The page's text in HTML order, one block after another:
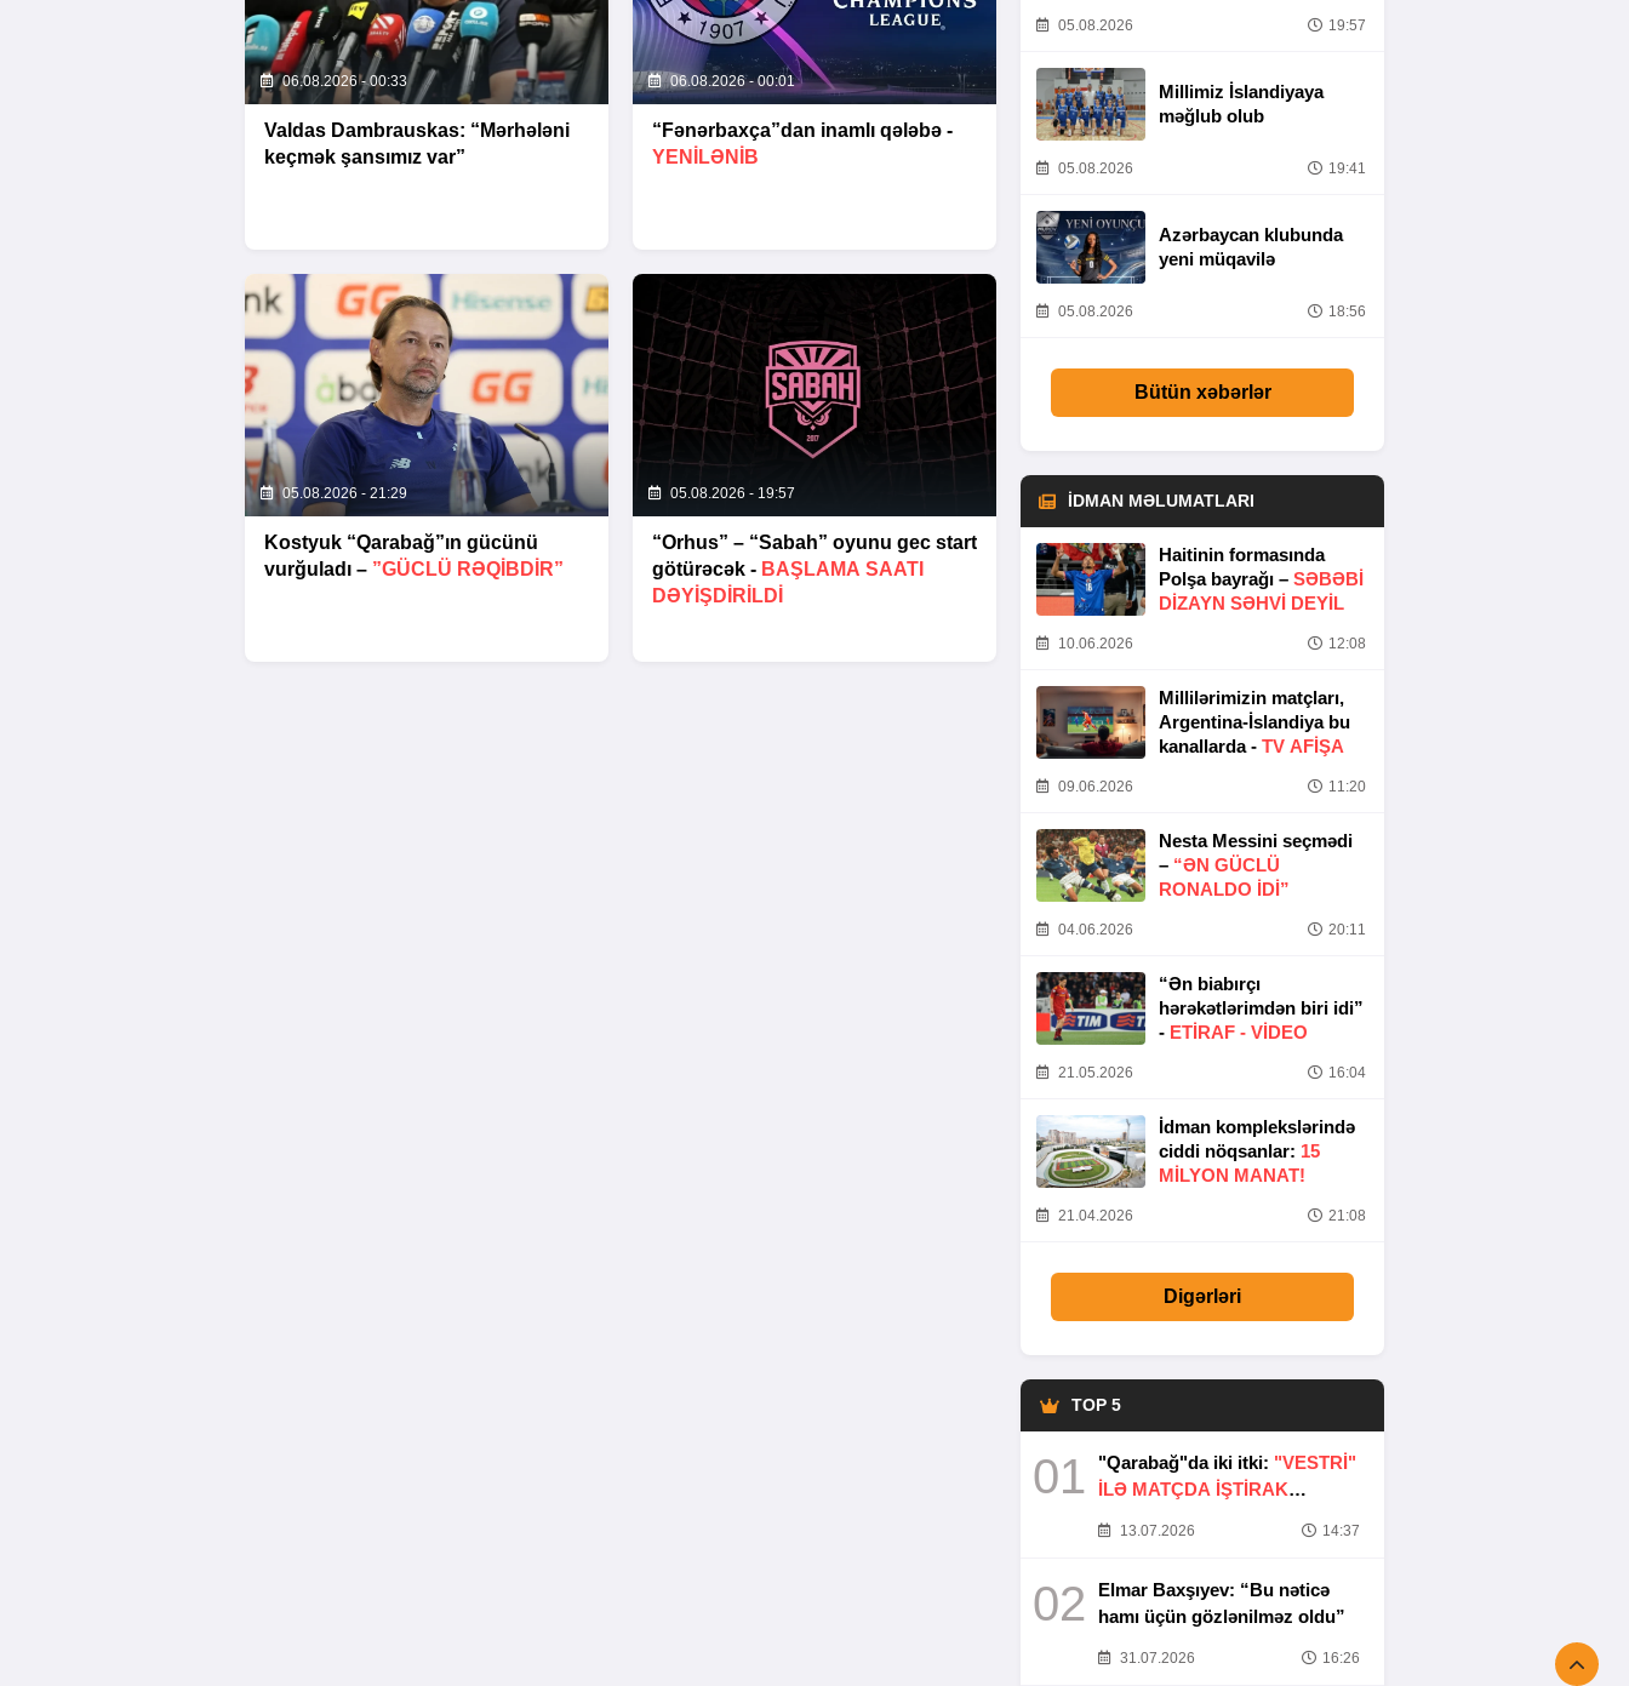
06.08.2026 - 00:33
Valdas Dambrauskas: “Mərhələni
keçmək şansımız var”
06.08.2026 - 00:01
“Fənərbaxça”dan inamlı qələbə -
YENİLƏNİB
05.08.2026 - 21:29
Kostyuk “Qarabağ”ın gücünü
vurğuladı – ”GÜCLÜ RƏQİBDİR”
05.08.2026 - 19:57
“Orhus” – “Sabah” oyunu gec start
götürəcək - BAŞLAMA SAATI
DƏYIŞDIRILDI
05.08.2026 19:57
Millimiz İslandiyaya
məğlub olub
05.08.2026 19:41
Azərbaycan klubunda
yeni müqavilə
05.08.2026 18:56
Bütün xəbərlər
İDMAN MƏLUMATLARI
Haitinin formasında
Polşa bayrağı – SƏBƏBI
DIZAYN SƏHVI DEYIL
10.06.2026 12:08
Millilərimizin matçları,
Argentina-İslandiya bu
kanallarda - TV AFİŞA
09.06.2026 11:20
Nesta Messini seçmədi
– “ƏN GÜCLÜ
RONALDO IDI”
04.06.2026 20:11
“Ən biabırçı
hərəkətlərimdən biri idi”
- ETIRAF - VİDEO
21.05.2026 16:04
İdman komplekslərində
ciddi nöqsanlar: 15
MILYON MANAT!
21.04.2026 21:08
Digərləri
TOP 5
01 "Qarabağ"da iki itki: "VESTRİ"
İLƏ MATÇDA İŞTİRAK
13.07.2026 14:37
02
Elmar Baxşıyev: “Bu nəticə
hamı üçün gözlənilməz oldu”
31.07.2026 16:26